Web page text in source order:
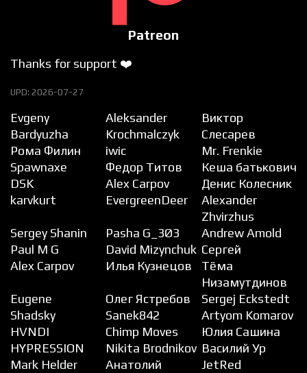
Patreon
Thanks for support ❤️
UPD: 2026-07-27
Evgeny
Bardyuzha
Aleksander
Krochmalczyk
Виктор
Слесарев
Рома Филин
iwic
Mr. Frenkie
Spawnaxe
Федор Титов
Кеша батькович
DSK
Alex Carpov
Денис Колесник
karvkurt
EvergreenDeer
Alexander
Zhvirzhus
Sergey Shanin
Pasha G_3Ø3
Andrew Amold
Paul M G
David Mizynchuk Сергей
Alex Carpov
Илья Кузнецов
Тёма
Низамутдинов
Eugene
Олег Ястребов
Sergej Eckstedt
Shadsky
Sanek842
Artyom Komarov
HVNDI
Chimp Moves
Юлия Сашина
HYPRESSION
Nikita Brodnikov Василий Ур
Mark Helder
Анатолий
JetRed